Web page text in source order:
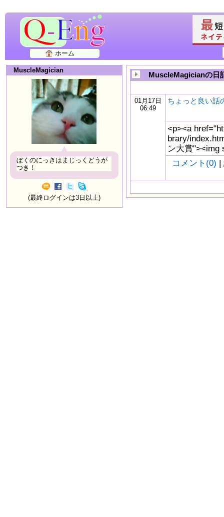
ホーム
MuscleMagician
ぼくのにっきはまじっくどうが
つき！
(最終ログインは3日以上)
MuscleMagicianの日
01月17日
06:49
ちょっと良い話
<p><a
brary/
ン大賞"><img
コメント(0) |